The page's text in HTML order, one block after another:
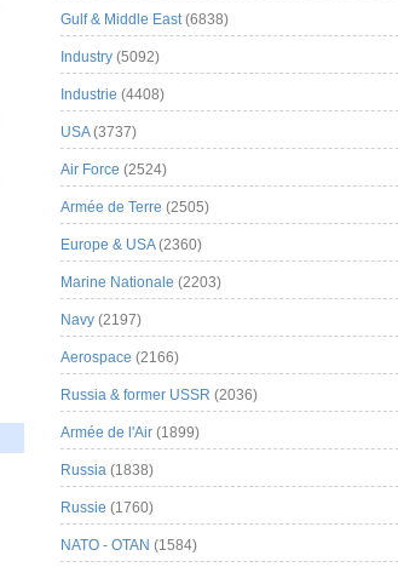
Gulf & Middle East(6838)
Industry (5092)
Industrie (4408)
USA(3737)
Air Force (2524)
Armée de Terre (2505)
Europe & USA(2360)
Marine Nationale (2203)
Navy (2197)
Aerospace (2166)
Russia & former USSR (2036)
Armée de l'Air (1899)
Russia (1838)
Russie (1760)
NATO - OTAN (1584)